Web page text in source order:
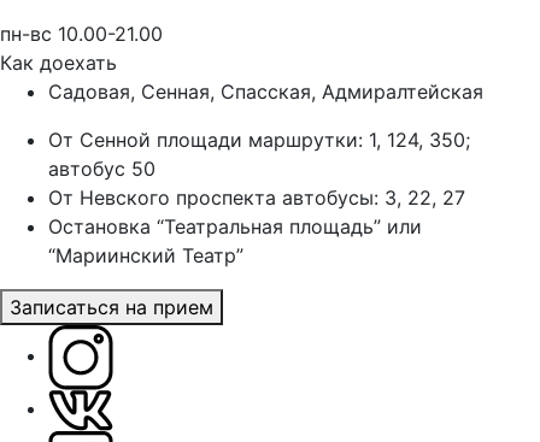
пн-вс 10.00-21.00
Как доехать
Садовая, Сенная, Спасская, Адмиралтейская
От Сенной площади маршрутки: 1, 124, 350;
автобус 50
От Невского проспекта автобусы: 3, 22, 27
Остановка “Театральная площадь” или
“Мариинский Театр”
Записаться на прием